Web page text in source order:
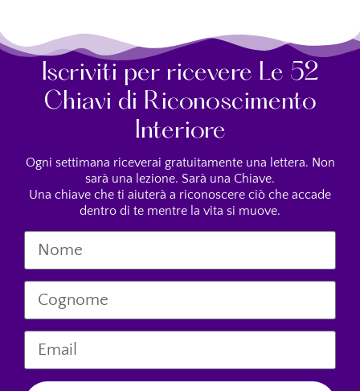
Iscriviti per ricevere Le 52
Chiavi di Riconoscimento
Interiore
Ogni settimana riceverai gratuitamente una lettera. Non
sarà una lezione. Sarà una Chiave.
Una chiave che ti aiuterà a riconoscere ciò che accade
dentro di te mentre la vita si muove.